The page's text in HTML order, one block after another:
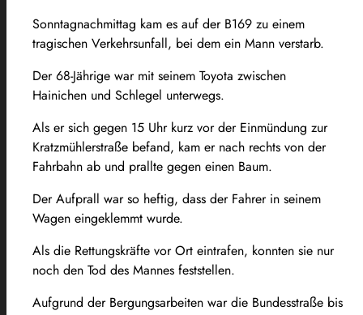
Sonntagnachmittag kam es auf der B169 zu einem
tragischen Verkehrsunfall, bei dem ein Mann verstarb.
Der 68-Jährige war mit seinem Toyota zwischen
Hainichen und Schlegel unterwegs.
Als er sich gegen 15 Uhr kurz vor der Einmündung zur
Kratzmühlerstraße befand, kam er nach rechts von der
Fahrbahn ab und prallte gegen einen Baum.
Der Aufprall war so heftig, dass der Fahrer in seinem
Wagen eingeklemmt wurde.
Als die Rettungskräfte vor Ort eintrafen, konnten sie nur
noch den Tod des Mannes feststellen.
Aufgrund der Bergungsarbeiten war die Bundesstraße bis